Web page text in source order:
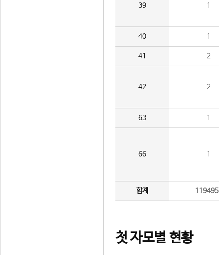
39 1
40 1
41 2
42 2
63 1
66 1
합계
첫 자모별 현황